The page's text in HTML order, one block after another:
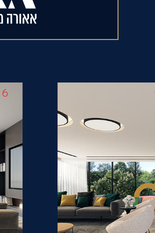
6 חדרים